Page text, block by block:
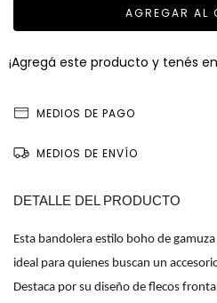
¡Agregá este producto y tenés
MEDIOS DE PAGO
MEDIOS DE ENVÍO
DETALLE DEL PRODUCTO
Esta bandolera estilo boho de
ideal para quienes buscan un
Destaca por su diseño de flecos